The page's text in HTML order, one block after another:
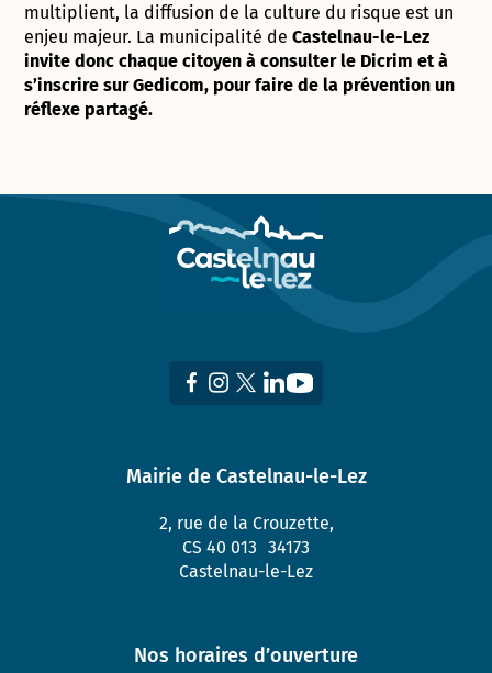
multiplient, la diffusion de la culture du risque est un
enjeu majeur. La municipalité deCastelnau-le-Lez
invite donc chaque citoyen à consulter le Dicrim et à
s’inscrire sur Gedicom, pour faire de la prévention un
réflexe partagé.
Mairie de Castelnau-le-Lez
2, rue de la Crouzette,
CS 40 013 34173
Castelnau-le-Lez
Nos horaires d’ouverture